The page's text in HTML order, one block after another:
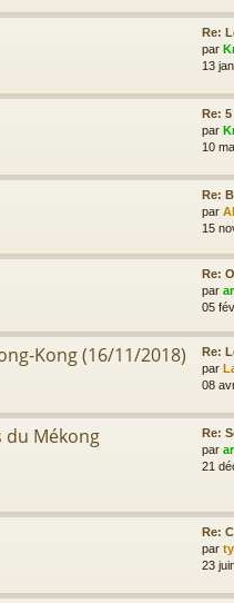
Re:
par
13
Re:
par
10
Re:
par
15
Re:
par
05
Kong (16/11/2018)
Re:
par
08
du Mékong
Re:
par
21
Re:
par
23